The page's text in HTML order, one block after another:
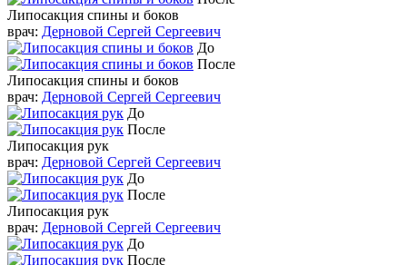
Липосакция спины и боков
врач: Дерновой Сергей Сергеевич
До
После
Липосакция спины и боков
врач: Дерновой Сергей Сергеевич
До
После
Липосакция рук
врач: Дерновой Сергей Сергеевич
До
После
Липосакция рук
врач: Дерновой Сергей Сергеевич
До
После